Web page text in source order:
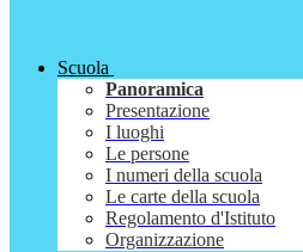
Scuola
Panoramica
Presentazione
I luoghi
Le persone
I numeri della scuola
Le carte della scuola
Regolamento d'Istituto
Organizzazione